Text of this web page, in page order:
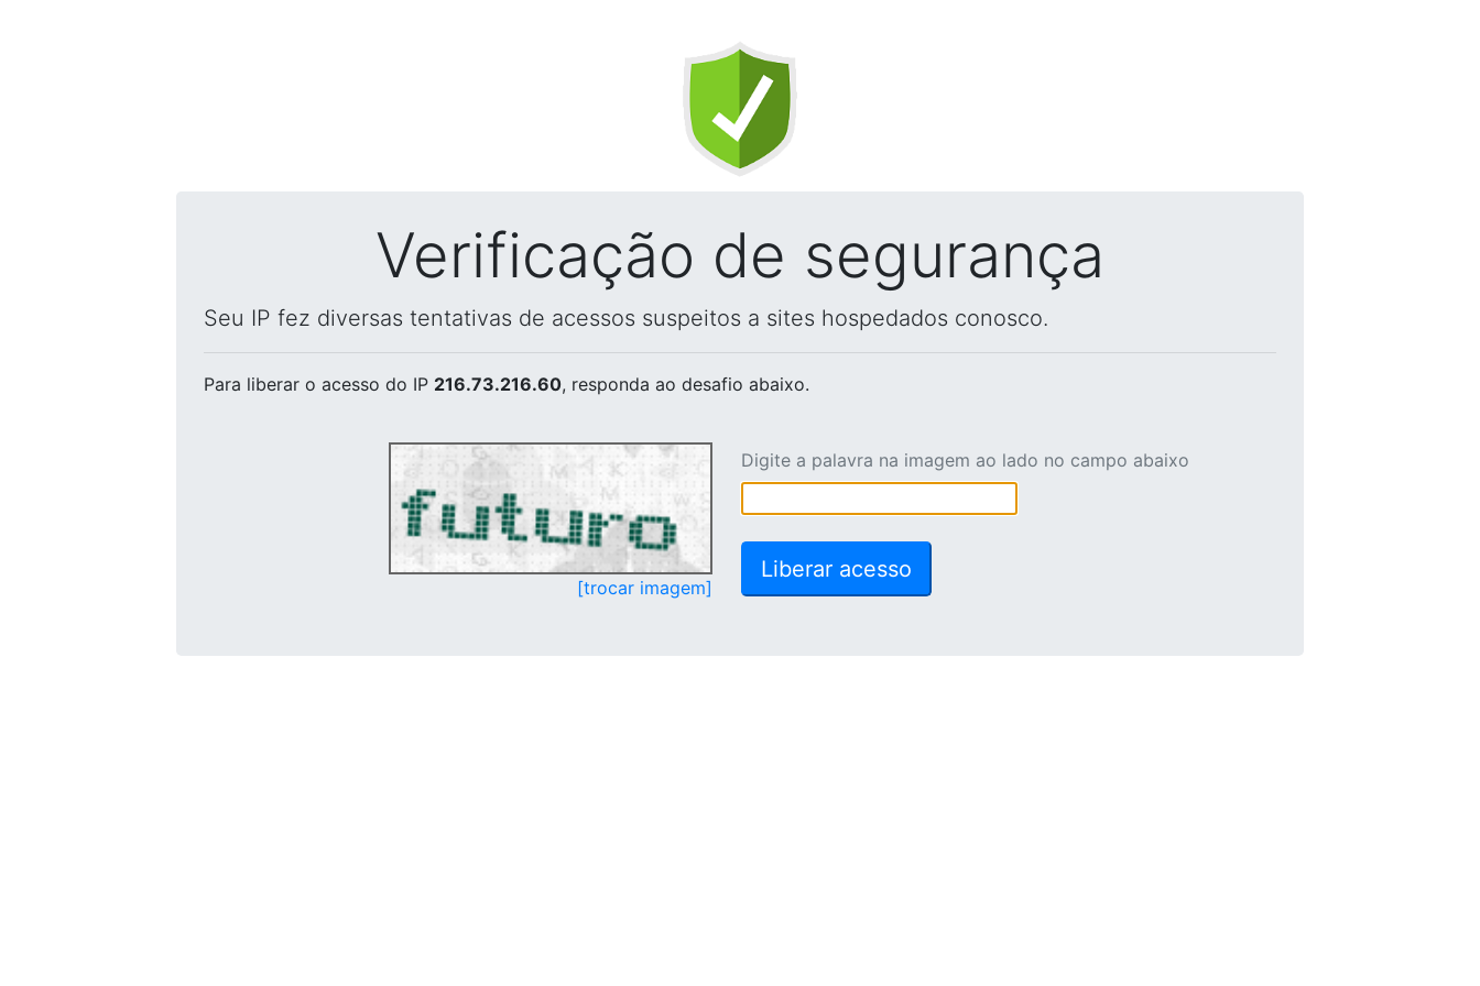
Verificação de segurança
Seu IP fez diversas tentativas de acessos suspeitos a sites hospedados conosco.
Para liberar o acesso do IP 216.73.216.60, responda ao desafio abaixo.
[trocar imagem]
Digite a palavra na imagem ao lado no campo abaixo